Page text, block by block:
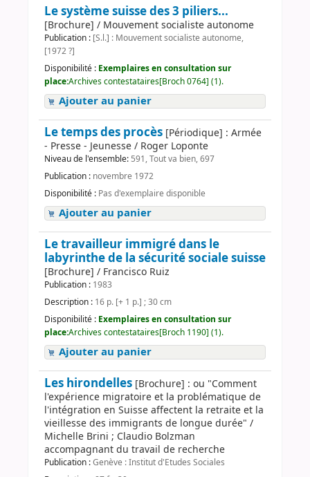
Le système suisse des 3 piliers...
[Brochure] / Mouvement socialiste autonome
Publication : [S.l.] : Mouvement socialiste autonome,
[1972 ?]
Disponibilité : Exemplaires en consultation sur
place:Archives contestataires[Broch 0764] (1).
Ajouter au panier
Le temps des procès [Périodique] : Armée
- Presse - Jeunesse / Roger Loponte
Niveau de l'ensemble: 591, Tout va bien, 697
Publication : novembre 1972
Disponibilité : Pas d'exemplaire disponible
Ajouter au panier
Le travailleur immigré dans le
labyrinthe de la sécurité sociale suisse
[Brochure] / Francisco Ruiz
Publication : 1983
Description : 16 p. [+ 1 p.] ; 30 cm
Disponibilité : Exemplaires en consultation sur
place:Archives contestataires[Broch 1190] (1).
Ajouter au panier
Les hirondelles [Brochure] : ou "Comment
l'expérience migratoire et la problématique de
l'intégration en Suisse affectent la retraite et la
vieillesse des immigrants de longue durée" /
Michelle Brini ; Claudio Bolzman
accompagnant du travail de recherche
Publication :Genève : Institut d'Etudes Sociales